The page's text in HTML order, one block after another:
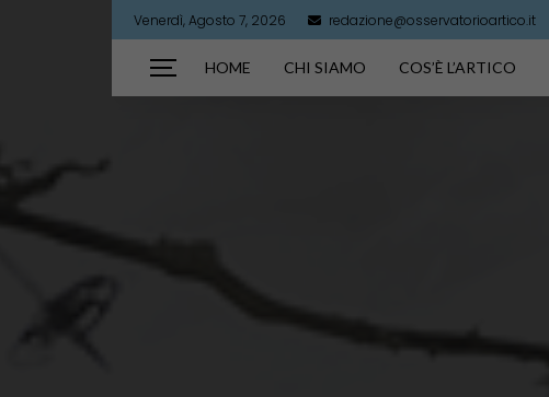
Venerdì, Agosto 7, 2026 redazione@osservatorioartico.it
HOME CHI SIAMO COS’È L’ARTICO